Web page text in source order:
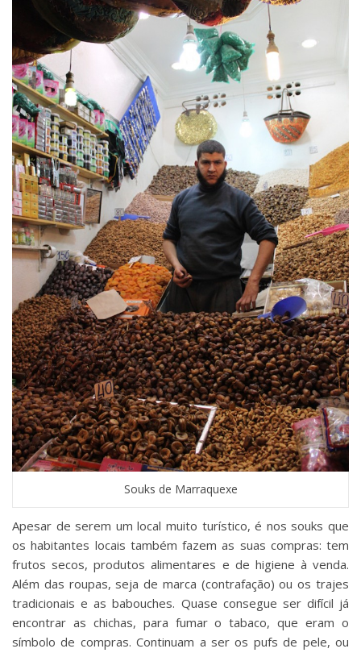
Souks de Marraquexe
Apesar de serem um local muito turístico, é nos souks que
os habitantes locais também fazem as suas compras: tem
frutos secos, produtos alimentares e de higiene à venda.
Além das roupas, seja de marca (contrafação) ou os trajes
tradicionais e as babouches. Quase consegue ser difícil já
encontrar as chichas, para fumar o tabaco, que eram o
símbolo de compras. Continuam a ser os pufs de pele, ou